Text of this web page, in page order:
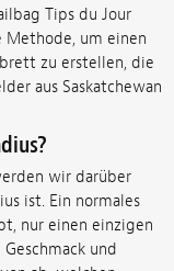
Tips du Jour
Methode, um einen
zu erstellen, die
aus Saskatchewan
wir darüber
ist. Ein normales
nur einen einzigen
und